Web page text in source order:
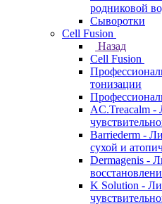
родниковой
Сыворотки
Cell Fusion
Назад
Cell Fusion
тонизации
AC.Treacalm -
Barriederm -
сухой и
Dermagenis -
K Solution -